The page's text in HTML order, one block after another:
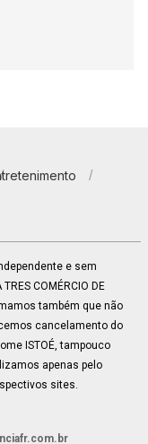
e sem
COMÉRCIO DE
também que não
cancelamento do
ISTOÉ, tampouco
apenas pelo
sites.